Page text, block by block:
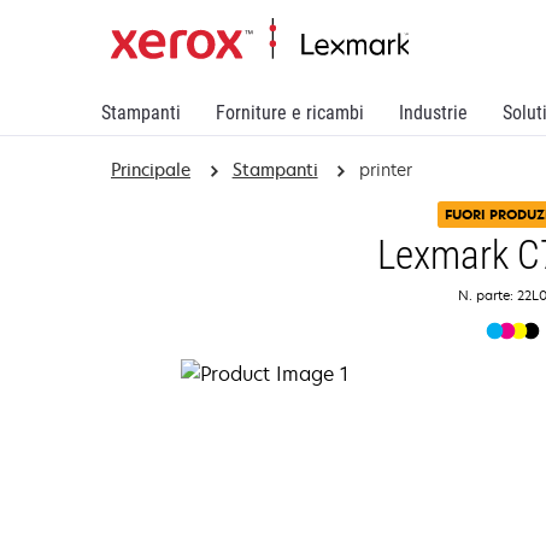
Stampanti Forniture e ricambi Industrie
Principale Stampanti printer
FUORI
Lexmark
N. parte: